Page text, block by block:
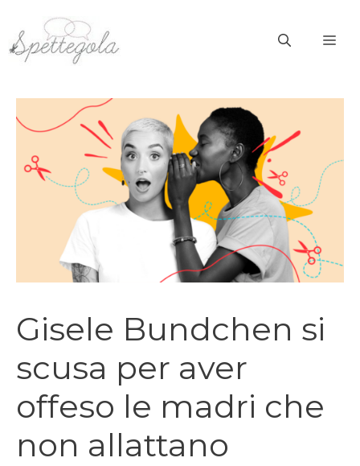
contenuto
Gisele Bundchen si
scusa per aver
offeso le madri che
non allattano